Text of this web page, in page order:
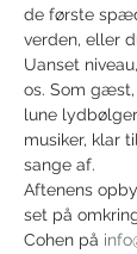
de første
verden, eller
Uanset
os. Som
lune
musiker, klar
sange af.
Aftenens
set på
Cohen på